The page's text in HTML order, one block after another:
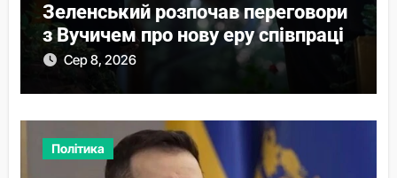
Зеленський розпочав переговори
з Вучичем про нову еру співпраці
Сер 8, 2026
Політика